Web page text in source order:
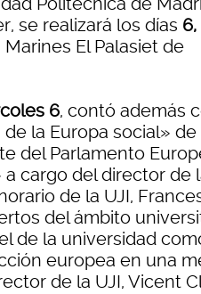
se realizará los días 6,
El Palasiet de
6, contó además
la Europa social» de
del Parlamento
cargo del director de
de la UJI,
del ámbito
de la universidad
europea en una
de la UJI, Vicent